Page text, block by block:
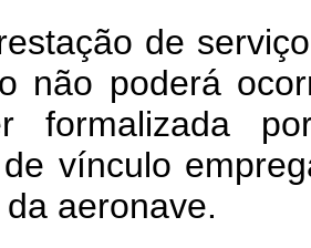
de
não poderá
formalizada
vínculo
aeronave.